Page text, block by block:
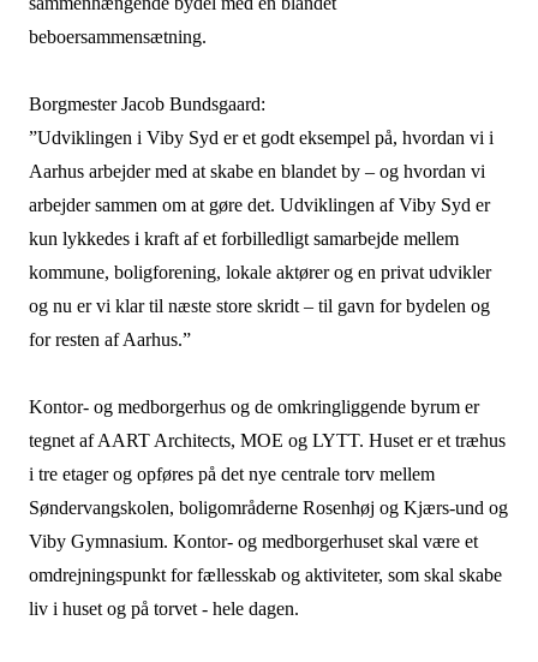
beboersammensætning.
Borgmester Jacob Bundsgaard:
”Udviklingen i Viby Syd er et godt eksempel på, hvordan vi i
Aarhus arbejder med at skabe en blandet by – og hvordan vi
arbejder sammen om at gøre det. Udviklingen af Viby Syd er
kun lykkedes i kraft af et forbilledligt samarbejde mellem
kommune, boligforening, lokale aktører og en privat udvikler
og nu er vi klar til næste store skridt – til gavn for bydelen og
for resten af Aarhus.”
Kontor- og medborgerhus og de omkringliggende byrum er
tegnet af AART Architects, MOE og LYTT. Huset er et træhus
i tre etager og opføres på det nye centrale torv mellem
Søndervangskolen, boligområderne Rosenhøj og Kjærs-und og
Viby Gymnasium. Kontor- og medborgerhuset skal være et
omdrejningspunkt for fællesskab og aktiviteter, som skal skabe
liv i huset og på torvet - hele dagen.